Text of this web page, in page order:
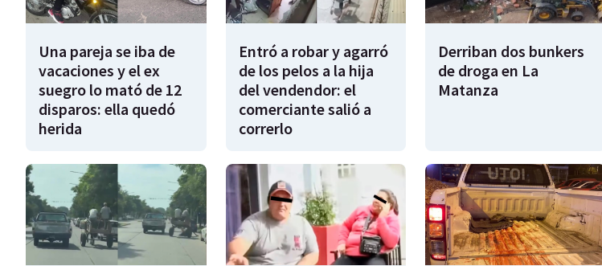
Una pareja se iba de
vacaciones y el ex
suegro lo mató de 12
disparos: ella quedó
herida
Entró a robar y agarró
de los pelos a la hija
del vendendor: el
comerciante salió a
correrlo
Derriban dos bunkers
de droga en La
Matanza